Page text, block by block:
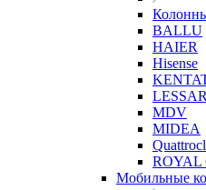
BALLU
HAIER
Hisense
LESSAR
MDV
MIDEA
ROYAL
Мобильные